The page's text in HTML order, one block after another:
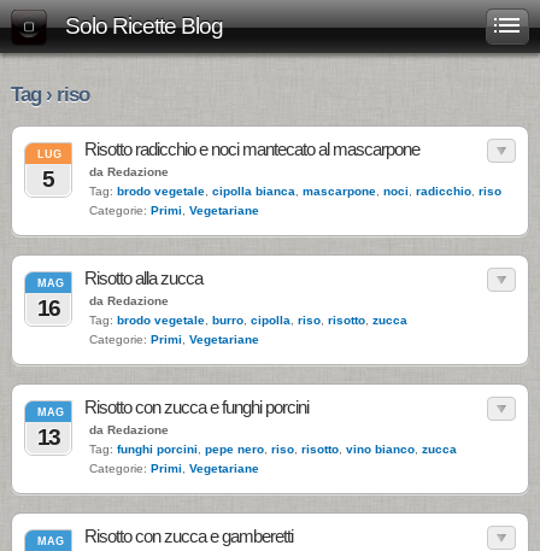
Solo Ricette Blog
Tag › riso
LUG
5
Risotto radicchio e noci mantecato al mascarpone
da Redazione
Tag: brodo vegetale cipolla bianca mascarpone noci radicchio riso
Categorie: Primi Vegetariane
MAG
16
Risotto alla zucca
da Redazione
Tag: brodo vegetale burro cipolla riso risotto zucca
Categorie: Primi Vegetariane
MAG
13
Risotto con zucca e funghi porcini
da Redazione
Tag: funghi porcini pepe nero riso risotto vino bianco zucca
Categorie: Primi Vegetariane
MAG Risotto con zucca e gamberetti